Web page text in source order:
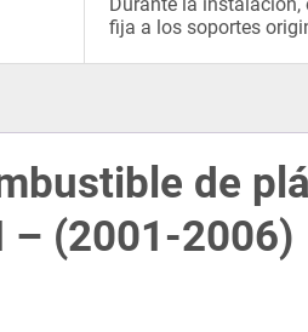
fija a los soportes
de
– (2001-2006)